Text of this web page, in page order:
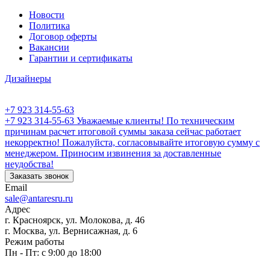
Новости
Политика
Договор оферты
Вакансии
Гарантии и сертификаты
Дизайнеры
+7 923 314-55-63
+7 923 314-55-63 Уважаемые клиенты! По техническим
причинам расчет итоговой суммы заказа сейчас работает
некорректно! Пожалуйста, согласовывайте итоговую сумму с
менеджером. Приносим извинения за доставленные
неудобства!
Заказать звонок
Email
sale@antaresru.ru
Адрес
г. Красноярск, ул. Молокова, д. 46
г. Москва, ул. Вернисажная, д. 6
Режим работы
Пн - Пт: с 9:00 до 18:00